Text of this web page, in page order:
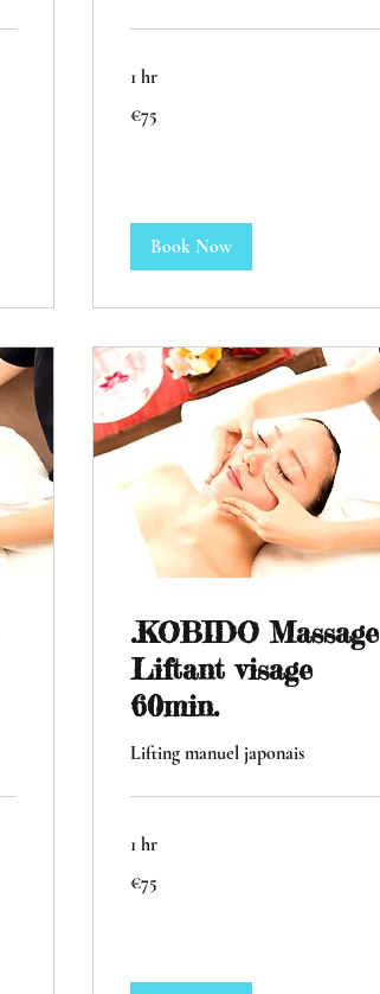
1 hr
euros
€75
Book Now
.KOBIDO Massage
Liftant visage
60min.
Lifting manuel japonais
1 hr
euros
€75